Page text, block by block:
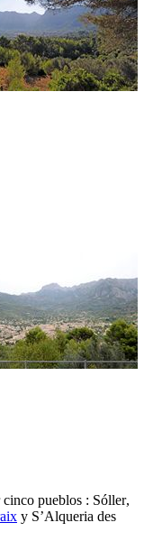
pueblos : Sóller,
y S’Alqueria des